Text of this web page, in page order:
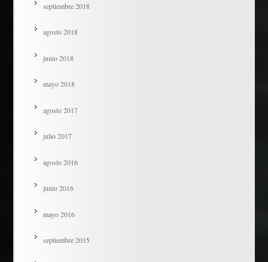
septiembre 2018
agosto 2018
junio 2018
mayo 2018
agosto 2017
julio 2017
agosto 2016
junio 2016
mayo 2016
septiembre 2015